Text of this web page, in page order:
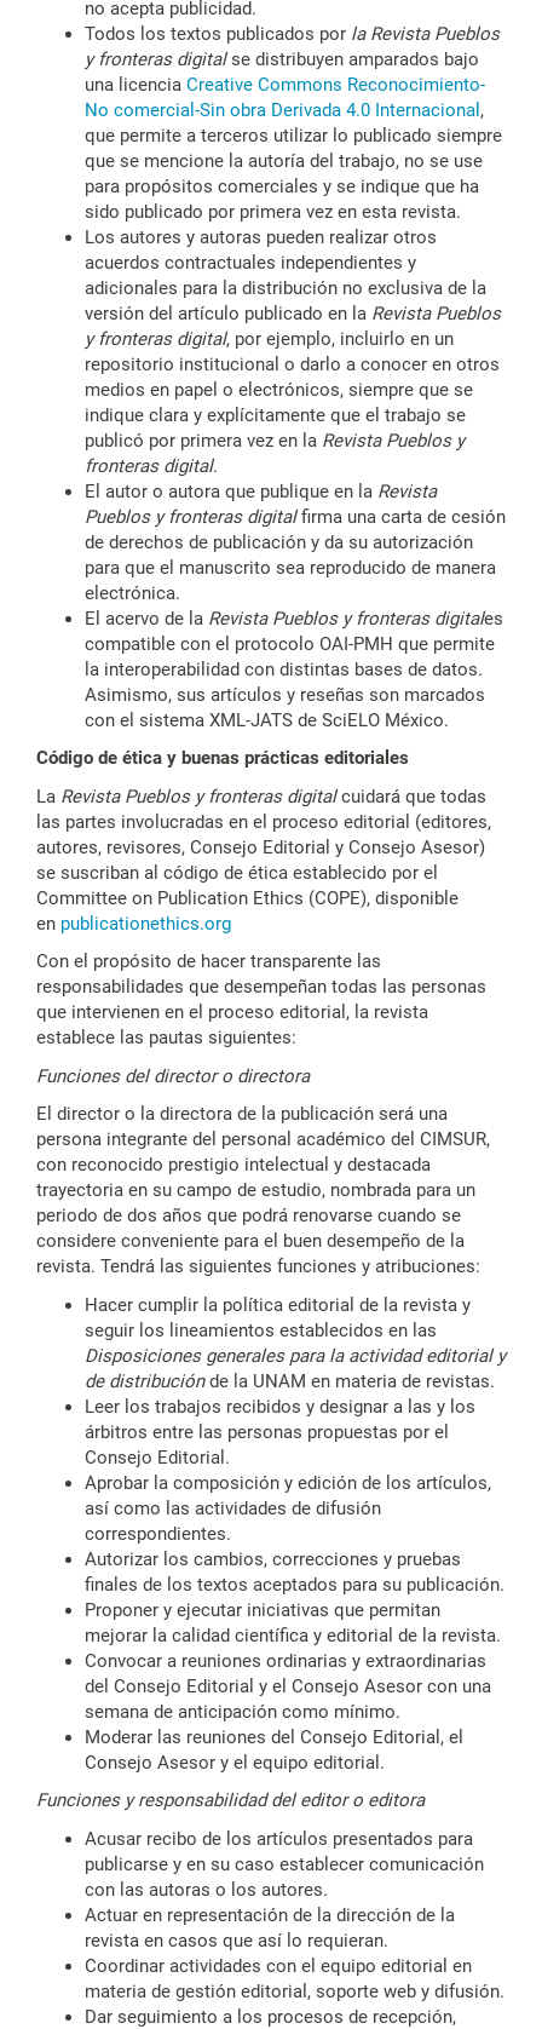
no acepta publicidad.
Todos los textos publicados por laRevista Pueblos
y fronteras digitalse distribuyen amparados bajo
una licencia Creative Commons Reconocimiento-
No comercial-Sin obra Derivada 4.0 Internacional ,
que permite a terceros utilizar lo publicado siempre
que se mencione la autoría del trabajo, no se use
para propósitos comerciales y se indique que ha
sido publicado por primera vez en esta revista.
Los autores y autoras pueden realizar otros
acuerdos contractuales independientes y
adicionales para la distribución no exclusiva de la
versión del artículo publicado en la Revista Pueblos
y fronteras digital, por ejemplo, incluirlo en un
repositorio institucional o darlo a conocer en otros
medios en papel o electrónicos, siempre que se
indique clara y explícitamente que el trabajo se
publicó por primera vez en la Revista Pueblos y
fronteras digital.
El autor o autora que publique en la Revista
Pueblos y fronteras digitalfirma una carta de cesión
de derechos de publicación y da su autorización
para que el manuscrito sea reproducido de manera
electrónica.
El acervo de la Revista Pueblos y fronteras digitales
compatible con el protocolo OAI-PMH que permite
la interoperabilidad con distintas bases de datos.
Asimismo, sus artículos y reseñas son marcados
con el sistema XML-JATS de SciELO México.
Código de ética y buenas prácticas editoriales
La Revista Pueblos y fronteras digitalcuidará que todas
las partes involucradas en el proceso editorial (editores,
autores, revisores, Consejo Editorial y Consejo Asesor)
se suscriban al código de ética establecido por el
Committee on Publication Ethics (COPE), disponible
en publicationethics.org
Con el propósito de hacer transparente las
responsabilidades que desempeñan todas las personas
que intervienen en el proceso editorial, la revista
establece las pautas siguientes:
Funciones del director o directora
El director o la directora de la publicación será una
persona integrante del personal académico del CIMSUR,
con reconocido prestigio intelectual y destacada
trayectoria en su campo de estudio, nombrada para un
periodo de dos años que podrá renovarse cuando se
considere conveniente para el buen desempeño de la
revista. Tendrá las siguientes funciones y atribuciones:
Hacer cumplir la política editorial de la revista y
seguir los lineamientos establecidos en las
Disposiciones generales para la actividad editorial y
de distribuciónde la UNAM en materia de revistas.
Leer los trabajos recibidos y designar a las y los
árbitros entre las personas propuestas por el
Consejo Editorial.
Aprobar la composición y edición de los artículos,
así como las actividades de difusión
correspondientes.
Autorizar los cambios, correcciones y pruebas
finales de los textos aceptados para su publicación.
Proponer y ejecutar iniciativas que permitan
mejorar la calidad científica y editorial de la revista.
Convocar a reuniones ordinarias y extraordinarias
del Consejo Editorial y el Consejo Asesor con una
semana de anticipación como mínimo.
Moderar las reuniones del Consejo Editorial, el
Consejo Asesor y el equipo editorial.
Funciones y responsabilidad del editor o editora
Acusar recibo de los artículos presentados para
publicarse y en su caso establecer comunicación
con las autoras o los autores.
Actuar en representación de la dirección de la
revista en casos que así lo requieran.
Coordinar actividades con el equipo editorial en
materia de gestión editorial, soporte web y difusión.
Dar seguimiento a los procesos de recepción,